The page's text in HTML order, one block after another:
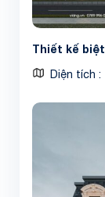
Thiết kế
Diện tích